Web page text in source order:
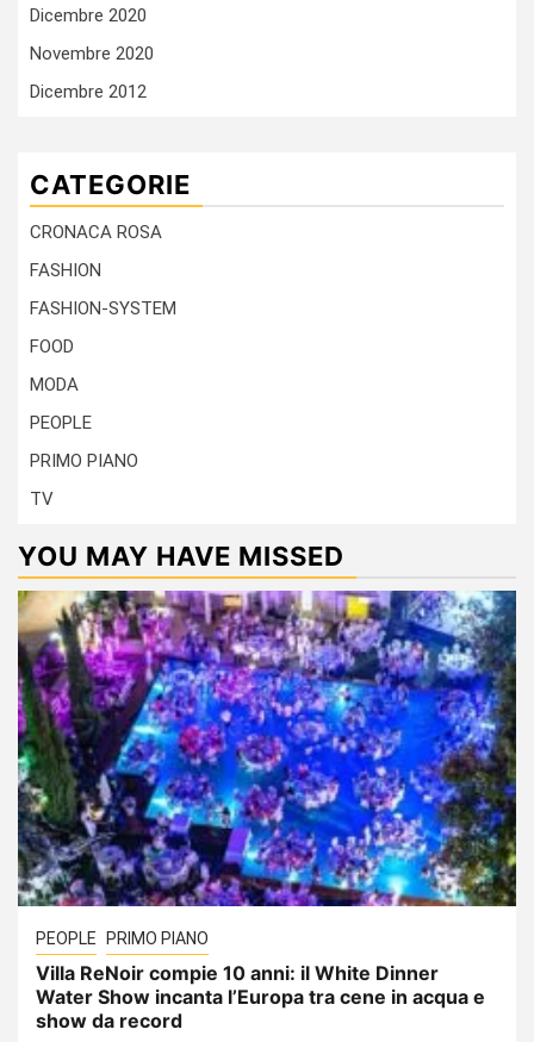
Dicembre 2020
Novembre 2020
Dicembre 2012
CATEGORIE
CRONACA ROSA
FASHION
FASHION-SYSTEM
FOOD
MODA
PEOPLE
PRIMO PIANO
TV
YOU MAY HAVE MISSED
PEOPLE PRIMO PIANO
Villa ReNoir compie 10 anni: il White Dinner
Water Show incanta l’Europa tra cene in acqua e
show da record